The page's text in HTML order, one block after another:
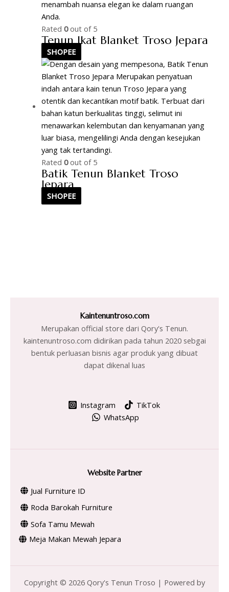
Rated 0out of 5
Tenun Ikat Blanket Troso Jepara
SHOPEE
Rated 0out of 5
Batik Tenun Blanket Troso
Jepara
SHOPEE
Kaintenuntroso.com
Merupakan official store dari Qory's Tenun.
kaintenuntroso.com didirikan pada tahun 2020 sebgai
bentuk perluasan bisnis agar produk yang dibuat
dapat dikenal luas
Instagram
TikTok
WhatsApp
Website Partner
Jual Furniture ID
Roda Barokah Furniture
Sofa Tamu Mewah
Meja Makan Mewah Jepara
Copyright © 2026 Qory's Tenun Troso | Powered by